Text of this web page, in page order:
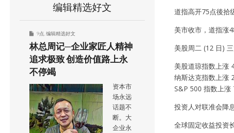
道指高开75点後拾
美市收市，道指涨
美股周二 (12 日)
美股道琼指数上涨
纳斯达克指数上涨
S&P 500 指数上涨
投资人对联准会降
全球固定收益投资
编辑精选好文
9点 编辑精选好文
林总周记─企业家匠人精神
追求极致 创造价值路上永
不停竭
资本市
场永远
话题不
断。大
企业永